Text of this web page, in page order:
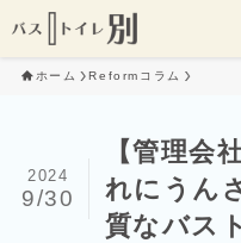
ホーム Reformコラム
【管理会
れにうん
質なバス
2024
9/30